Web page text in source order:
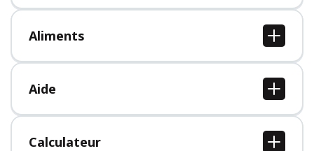
Tous les témoignages
Aliments
Tous les aliments
Aide
Centre d'aide
Calculateur